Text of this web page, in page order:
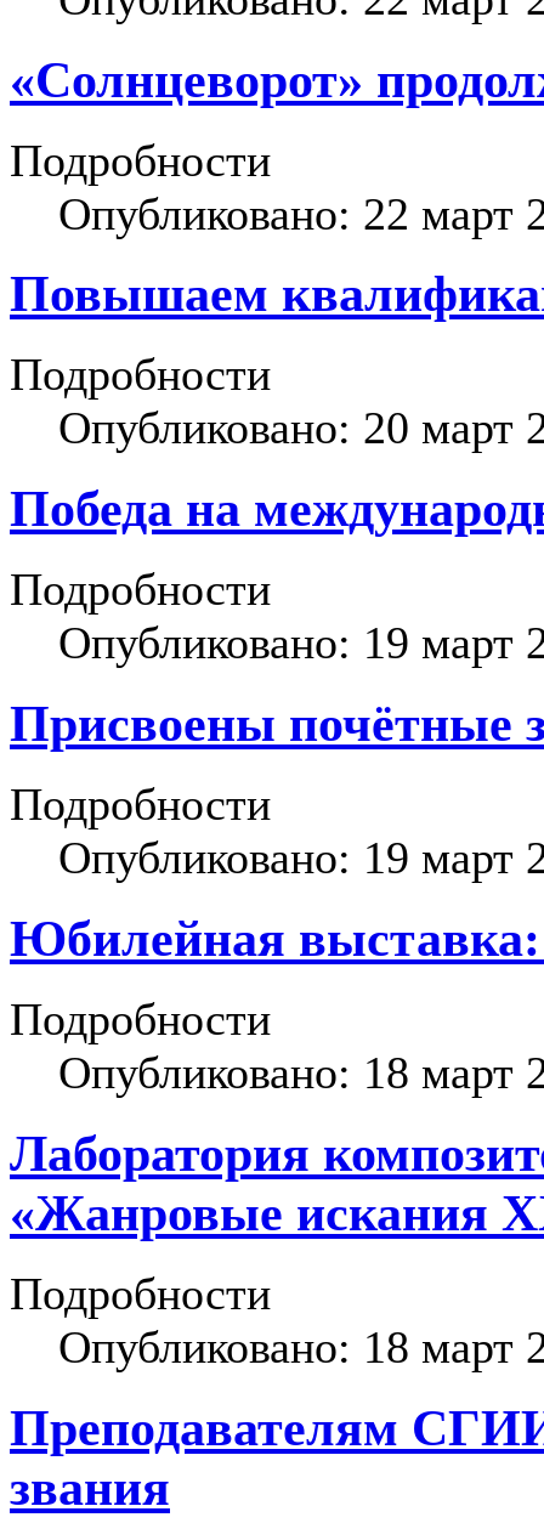
«Солнцеворот»
Подробности
Опубликовано: 22 март
Повышаем
Подробности
Опубликовано: 20 март
Победа на
Подробности
Опубликовано: 19 март
Присвоены почётные
Подробности
Опубликовано: 19 март
Юбилейная
Подробности
Опубликовано: 18 март
Лаборатория
«Жанровые искания
Подробности
Опубликовано: 18 март
Преподавателям
звания